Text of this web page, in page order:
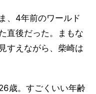
、4年前のワールド
直後だった。まもな
すえながら、柴崎は
歳。すごくいい年齢